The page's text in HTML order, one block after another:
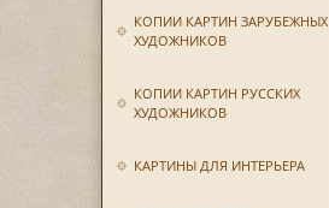
КОПИИ КАРТИН ЗАРУБЕЖНЫХ
ХУДОЖНИКОВ
КОПИИ КАРТИН РУССКИХ
ХУДОЖНИКОВ
КАРТИНЫ ДЛЯ ИНТЕРЬЕРА